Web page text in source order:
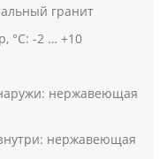
гранит
°C: -2 … +10
нержавеющая
нержавеющая